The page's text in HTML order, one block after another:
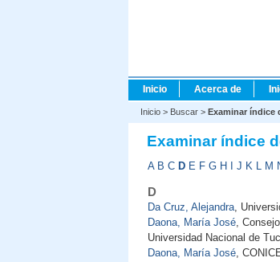
Inicio Acerca de
Inicio > Buscar > Examinar índice
Examinar índice
A B C D E F G H J K L M
D
Da Cruz, Alejandra,
Daona, María José,
Universidad Nacional de
Daona, María José,